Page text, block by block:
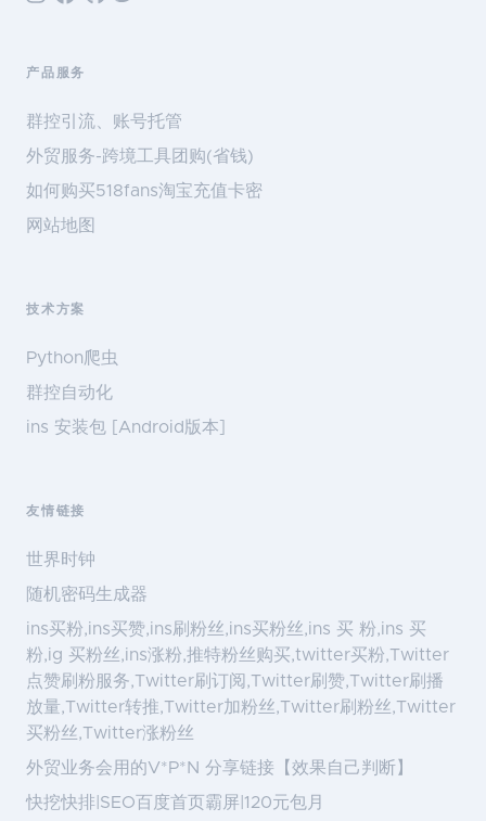
产品服务
群控引流、账号托管
外贸服务-跨境工具团购(省钱)
如何购买518fans淘宝充值卡密
网站地图
技术方案
Python爬虫
群控自动化
ins 安装包 [Android版本]
友情链接
世界时钟
随机密码生成器
ins买粉,ins买赞,ins刷粉丝,ins买粉丝,ins 买 粉,ins 买
粉,ig 买粉丝,ins涨粉,推特粉丝购买,twitter买粉,Twitter
点赞刷粉服务,Twitter刷订阅,Twitter刷赞,Twitter刷播
放量,Twitter转推,Twitter加粉丝,Twitter刷粉丝,Twitter
买粉丝,Twitter涨粉丝
外贸业务会用的V*P*N 分享链接【效果自己判断】
快挖快排|SEO百度首页霸屏|120元包月